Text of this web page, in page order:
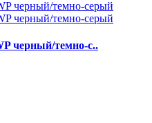
черный/темно-с..